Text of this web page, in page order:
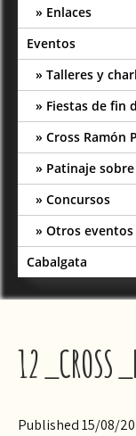
Enlaces
Eventos
Talleres y
Fiestas de fin
Cross Ramón
Patinaje
Concursos
Otros eventos
Cabalgata
Published 15/08/